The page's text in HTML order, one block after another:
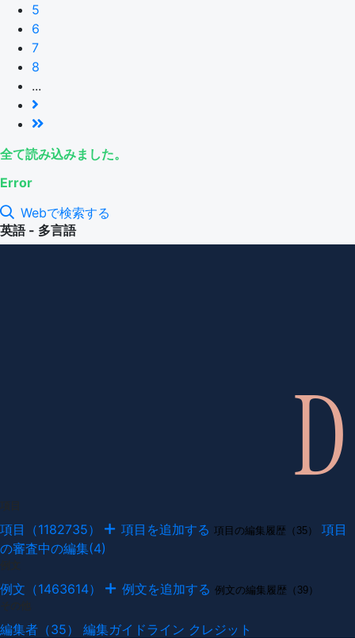
5
6
7
8
...
全て読み込みました。
Error
Webで検索する
英語 - 多言語
項目（1182735） 項目を追加する 項目の編集履歴（35）
項目
の審査中の編集(4)
例文（1463614） 例文を追加する 例文の編集履歴（39）
編集者（35） 編集ガイドライン クレジット